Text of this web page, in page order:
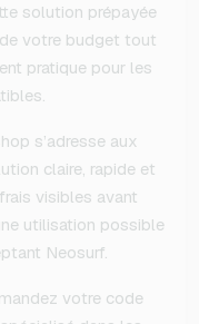
solution prépayée
votre budget tout
pratique pour les
s’adresse aux
claire, rapide et
visibles avant
utilisation possible
Neosurf.
votre code